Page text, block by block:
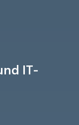
IT-